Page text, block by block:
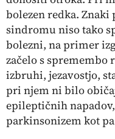
bolezen redka.
sindromu niso tako
bolezni, na primer
začelo s
izbruhi, jezavostjo,
pri njem ni bilo
epileptičnih
parkinsonizem kot